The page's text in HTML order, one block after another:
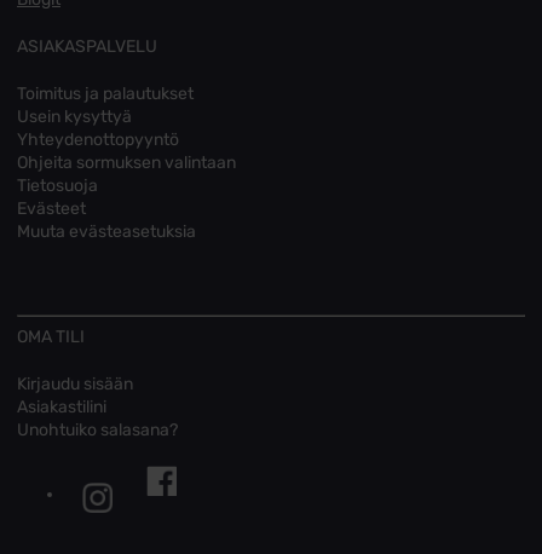
ASIAKASPALVELU
Toimitus ja palautukset
Usein kysyttyä
Yhteydenottopyyntö
Ohjeita sormuksen valintaan
Tietosuoja
Evästeet
Muuta evästeasetuksia
OMA TILI
Kirjaudu sisään
Asiakastilini
Unohtuiko salasana?